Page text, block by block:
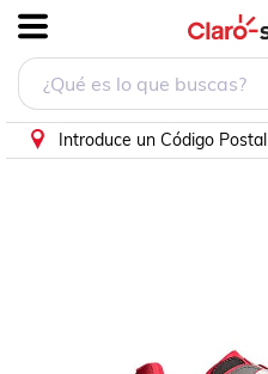
Introduce un Código Postal